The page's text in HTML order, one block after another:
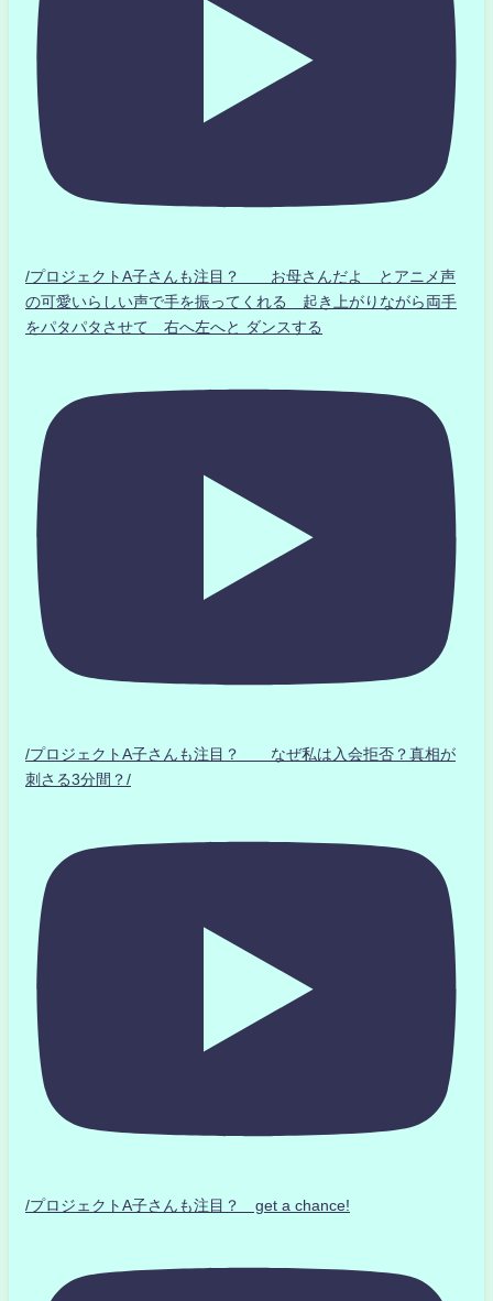
/プロジェクトA子さんも注目？ お母さんだよ とアニメ声
の可愛いらしい声で手を振ってくれる 起き上がりながら両手
をパタパタさせて 右へ左へと ダンスする
/プロジェクトA子さんも注目？ なぜ私は入会拒否？真相が
刺さる3分間？/
/プロジェクトA子さんも注目？ get a chance!